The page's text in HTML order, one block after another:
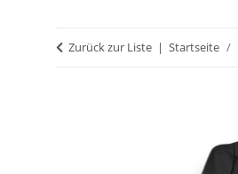
Zurück zur Liste Startseite